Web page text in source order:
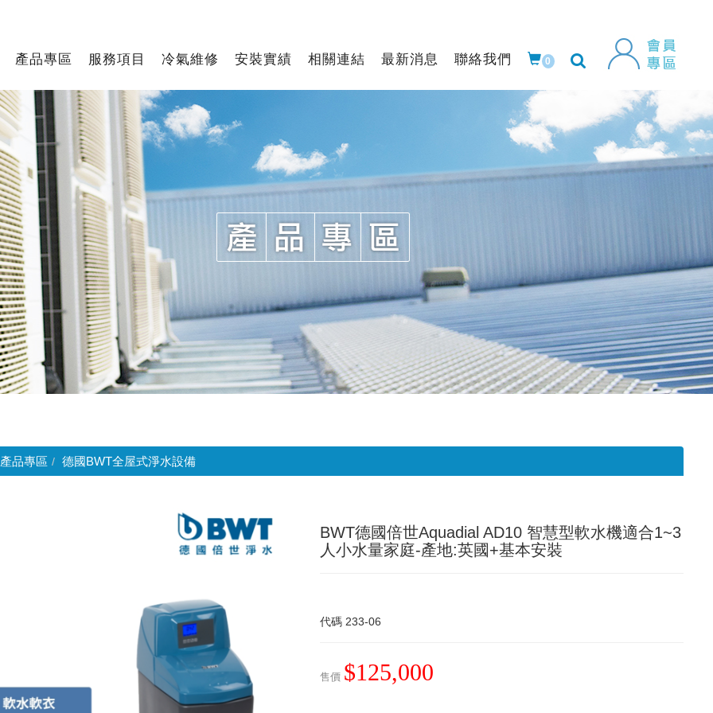
產品專區 服務項目 冷氣維修 安裝實績 相關連結 最新消息 聯絡我們 0
產品專區 德國BWT全屋式淨水設備
BWT德國倍世Aquadial AD10 智慧型軟水機適合1~3
人小水量家庭-產地:英國+基本安裝
代碼 233-06
售價 $125,000